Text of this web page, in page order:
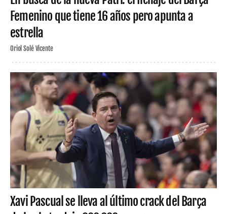
Femenino que tiene 16 años pero apunta a
estrella
Oriol Solé Vicente
Xavi Pascual se lleva al último crack del Barça